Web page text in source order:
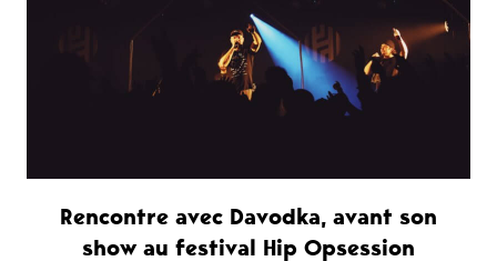
Rencontre avec Davodka, avant son
show au festival Hip Opsession